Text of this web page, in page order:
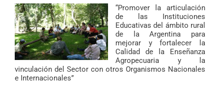
“Promover la articulación
de las Instituciones
Educativas del ámbito rural
de la Argentina para
mejorar y fortalecer la
Calidad de la Enseñanza
Agropecuaria y la
vinculación del Sector con otros Organismos Nacionales
e Internacionales”